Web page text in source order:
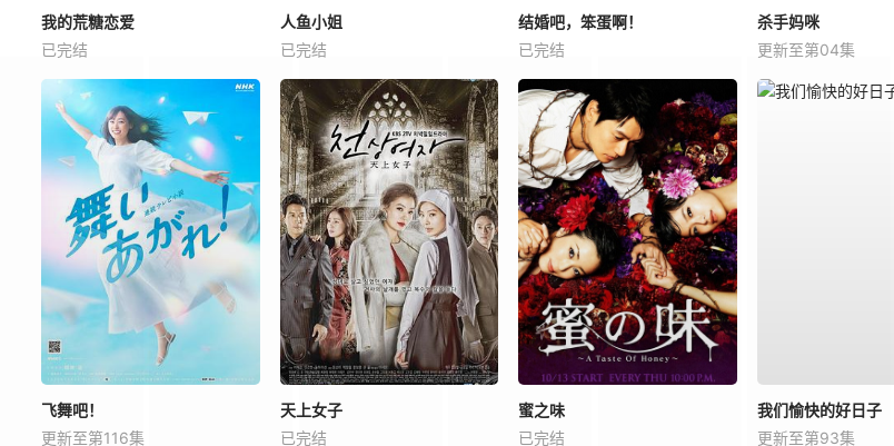
我的荒糖恋爱
已完结
人鱼小姐
已完结
结婚吧，笨蛋啊！
已完结
杀手妈咪
更新至第04集
飞舞吧！
更新至第116集
天上女子
已完结
蜜之味
已完结
我们愉快的好日子
更新至第93集